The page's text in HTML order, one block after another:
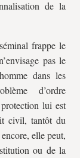
de la
frappe le
pas le
dans les
d’ordre
lui est
civil, tantôt du
elle peut,
ou de la